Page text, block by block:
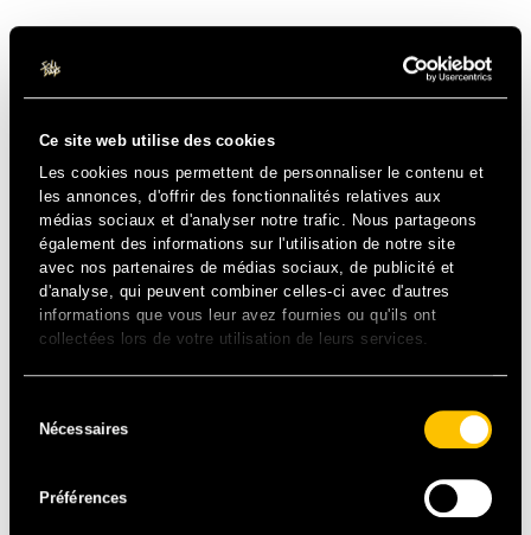
Ce site web utilise des cookies
Les cookies nous permettent de personnaliser le contenu et
les annonces, d'offrir des fonctionnalités relatives aux
médias sociaux et d'analyser notre trafic. Nous partageons
également des informations sur l'utilisation de notre site
avec nos partenaires de médias sociaux, de publicité et
d'analyse, qui peuvent combiner celles-ci avec d'autres
informations que vous leur avez fournies ou qu'ils ont
collectées lors de votre utilisation de leurs services.
duNécessaires
Préférences
PUSH, ALERTES & EXCLUSIVITÉS
infos pratiques.
Orientez-vous et retrouvez facilement vos amis grâce à la
map intéractive, ajoutez vos artistes aux favoris pour être
averti 15mn avant leur passage sur scène grâce à l’appli
Solidays 2026.
Maintenant disponible sur les stores